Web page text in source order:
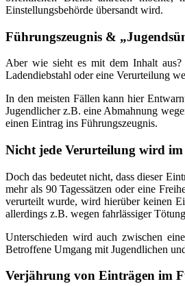
Einstellungsbehörde übersandt wird.
Führungszeugnis &
Aber wie sieht es mit dem Inhalt aus?
Ladendiebstahl oder eine Verurteilung
In den meisten Fällen kann hier
Jugendlicher z.B. eine Abmahnung
einen Eintrag ins Führungszeugnis.
Nicht jede Verurteilung wird im
Doch das bedeutet nicht, dass dieser
mehr als 90 Tagessätzen oder eine
verurteilt wurde, wird hierüber keinen
allerdings z.B. wegen fahrlässiger
Unterschieden wird auch zwischen
Betroffene Umgang mit Jugendlichen
Verjährung von Einträgen im